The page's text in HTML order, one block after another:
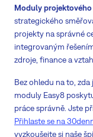
Moduly projektového
strategického
projekty na správné
integrovaným
zdroje, finance a
Bez ohledu na to,
moduly Easy8
práce správně. Jste
Přihlaste se na
vyzkoušejte si naše